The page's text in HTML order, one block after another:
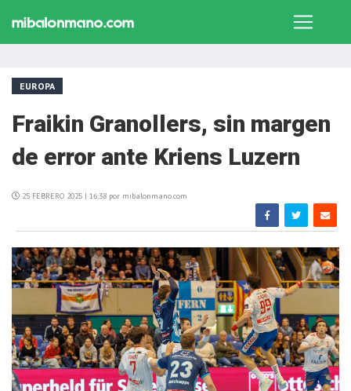
EUROPA
Fraikin Granollers, sin margen
de error ante Kriens Luzern
25 FEBRERO 2025 | 16:38 por mibalonmano.com